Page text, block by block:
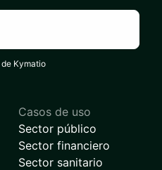
de Kymatio
Casos de uso
Sector público
Sector financiero
Sector sanitario